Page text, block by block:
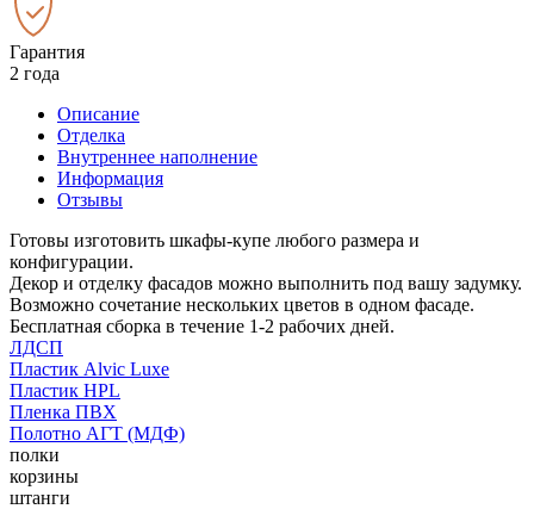
Гарантия
2 года
Описание
Отделка
Внутреннее наполнение
Информация
Отзывы
Готовы изготовить шкафы-купе любого размера и
конфигурации.
Декор и отделку фасадов можно выполнить под вашу задумку.
Возможно сочетание нескольких цветов в одном фасаде.
Бесплатная сборка в течение 1-2 рабочих дней.
ЛДСП
Пластик Alvic Luxe
Пластик HPL
Пленка ПВХ
Полотно АГТ (МДФ)
полки
корзины
штанги